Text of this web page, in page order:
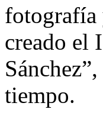
fotografía
creado el
tiempo.